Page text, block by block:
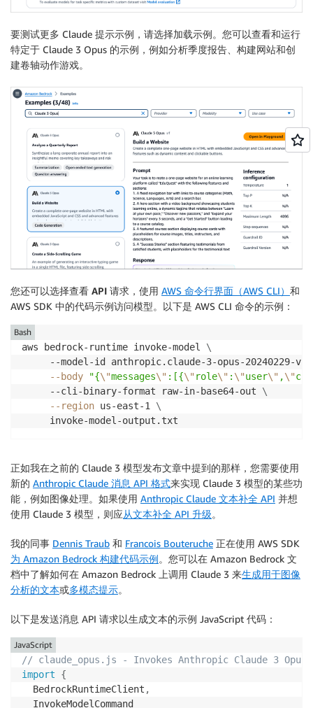
要测试更多 Claude 提示示例，请选择加载示例。您可以查看和运行
特定于 Claude 3 Opus 的示例，例如分析季度报告、构建网站和创
建卷轴动作游戏。
您还可以选择查看 API 请求 ，使用 AWS 命令行界面（AWS CLI） 和
AWS SDK 中的代码示例访问模型。以下是 AWS CLI 命令的示例：
aws bedrock-runtime invoke-model \
--model-id anthropic.claude-3-opus-20240229-
--body
"{\"messages\" :[{\" role\" : \"user\" ,\"
     --cli-binary-format raw-in-base64-out
\
--region us-east-1 \
     invoke-model-output.txt
Bash
正如我在之前的 Claude 3 模型发布文章中提到的那样，您需要使用
新的 Anthropic Claude 消息 API 格式来实现 Claude 3 模型的某些功
能，例如图像处理。如果使用 Anthropic Claude 文本补全 API 并想
使用 Claude 3 模型，则应从文本补全 API 升级。
我的同事 Dennis Traub 和 Francois Bouteruche 正在使用 AWS SDK
为 Amazon Bedrock 构建代码示例。您可以在 Amazon Bedrock 文
档中了解如何在 Amazon Bedrock 上调用 Claude 3 来生成用于图像
分析的文本或多模态提示。
以下是发送消息 API 请求以生成文本的示例 JavaScript 代码：
// claude_opus.js - Invokes Anthropic Claude 3 Opus
import
{
  BedrockRuntimeClient
,
JavaScript